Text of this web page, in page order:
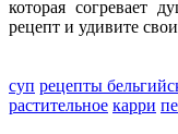
которая согревает
рецепт и удивите
суп рецепты
растительное карри